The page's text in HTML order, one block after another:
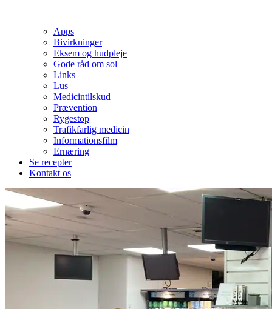
Apps
Bivirkninger
Eksem og hudpleje
Gode råd om sol
Links
Lus
Medicintilskud
Prævention
Rygestop
Trafikfarlig medicin
Informationsfilm
Ernæring
Se recepter
Kontakt os